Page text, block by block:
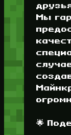
Мы
🌟